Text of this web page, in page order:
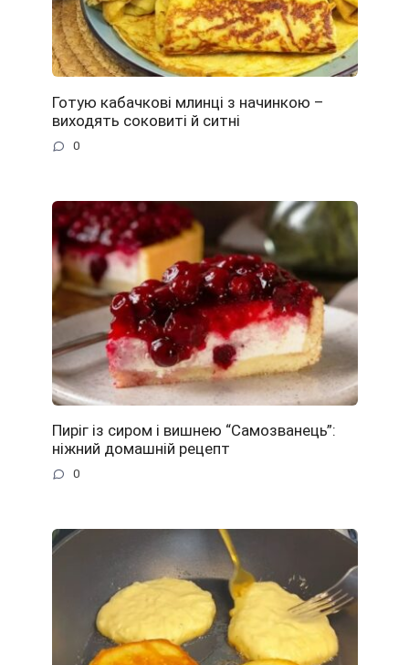
Готую кабачкові млинці з начинкою –
виходять соковиті й ситні
0
Пиріг із сиром і вишнею “Самозванець”:
ніжний домашній рецепт
0